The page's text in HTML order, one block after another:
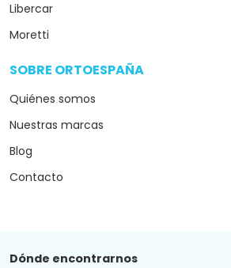
Libercar
Moretti
SOBRE ORTOESPAÑA
Quiénes somos
Nuestras marcas
Blog
Contacto
Dónde encontrarnos